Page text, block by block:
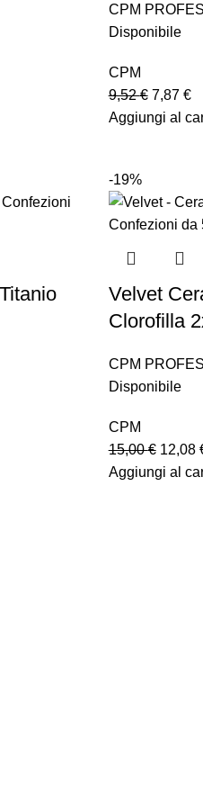
CPM
Disponibile
CPM
9,52€ 7,87 €
Aggiungi al
-19%
Velvet
Clorofilla
CPM
Disponibile
CPM
15,00€ 12,08
Aggiungi al